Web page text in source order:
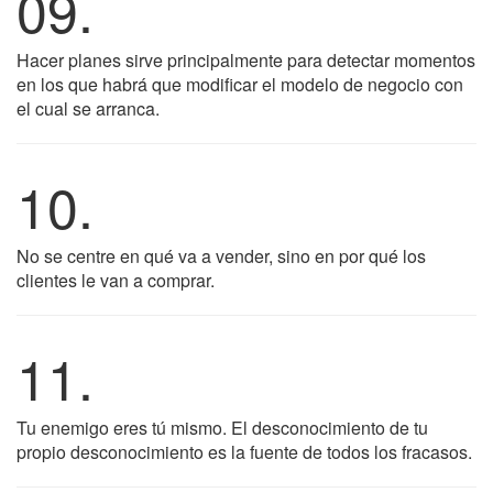
Hacer planes sirve principalmente para detectar momentos
en los que habrá que modificar el modelo de negocio con
el cual se arranca.
10.
No se centre en qué va a vender, sino en por qué los
clientes le van a comprar.
11.
Tu enemigo eres tú mismo. El desconocimiento de tu
propio desconocimiento es la fuente de todos los fracasos.